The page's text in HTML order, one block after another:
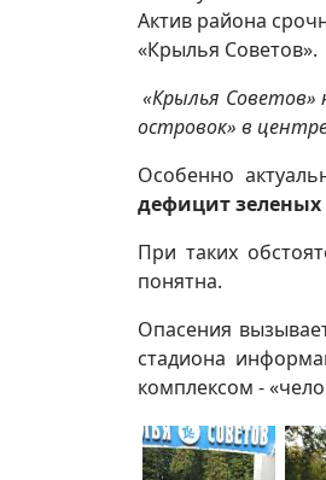
Актив района
«Крылья Советов».
«Крылья
островок» в
Особенно
дефицит
При таких
понятна.
Опасения
стадиона
комплексом -